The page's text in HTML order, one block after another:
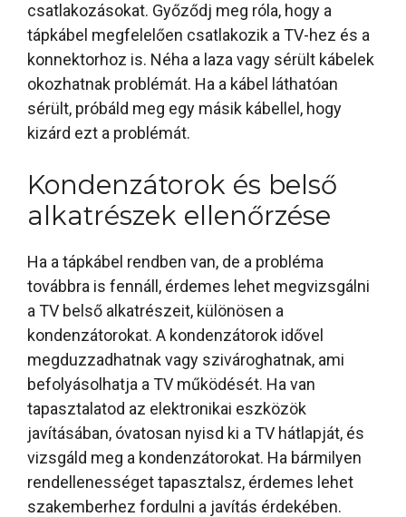
csatlakozásokat. Győződj meg róla, hogy a
tápkábel megfelelően csatlakozik a TV-hez és a
konnektorhoz is. Néha a laza vagy sérült kábelek
okozhatnak problémát. Ha a kábel láthatóan
sérült, próbáld meg egy másik kábellel, hogy
kizárd ezt a problémát.
Kondenzátorok és belső
alkatrészek ellenőrzése
Ha a tápkábel rendben van, de a probléma
továbbra is fennáll, érdemes lehet megvizsgálni
a TV belső alkatrészeit, különösen a
kondenzátorokat. A kondenzátorok idővel
megduzzadhatnak vagy szivároghatnak, ami
befolyásolhatja a TV működését. Ha van
tapasztalatod az elektronikai eszközök
javításában, óvatosan nyisd ki a TV hátlapját, és
vizsgáld meg a kondenzátorokat. Ha bármilyen
rendellenességet tapasztalsz, érdemes lehet
szakemberhez fordulni a javítás érdekében.